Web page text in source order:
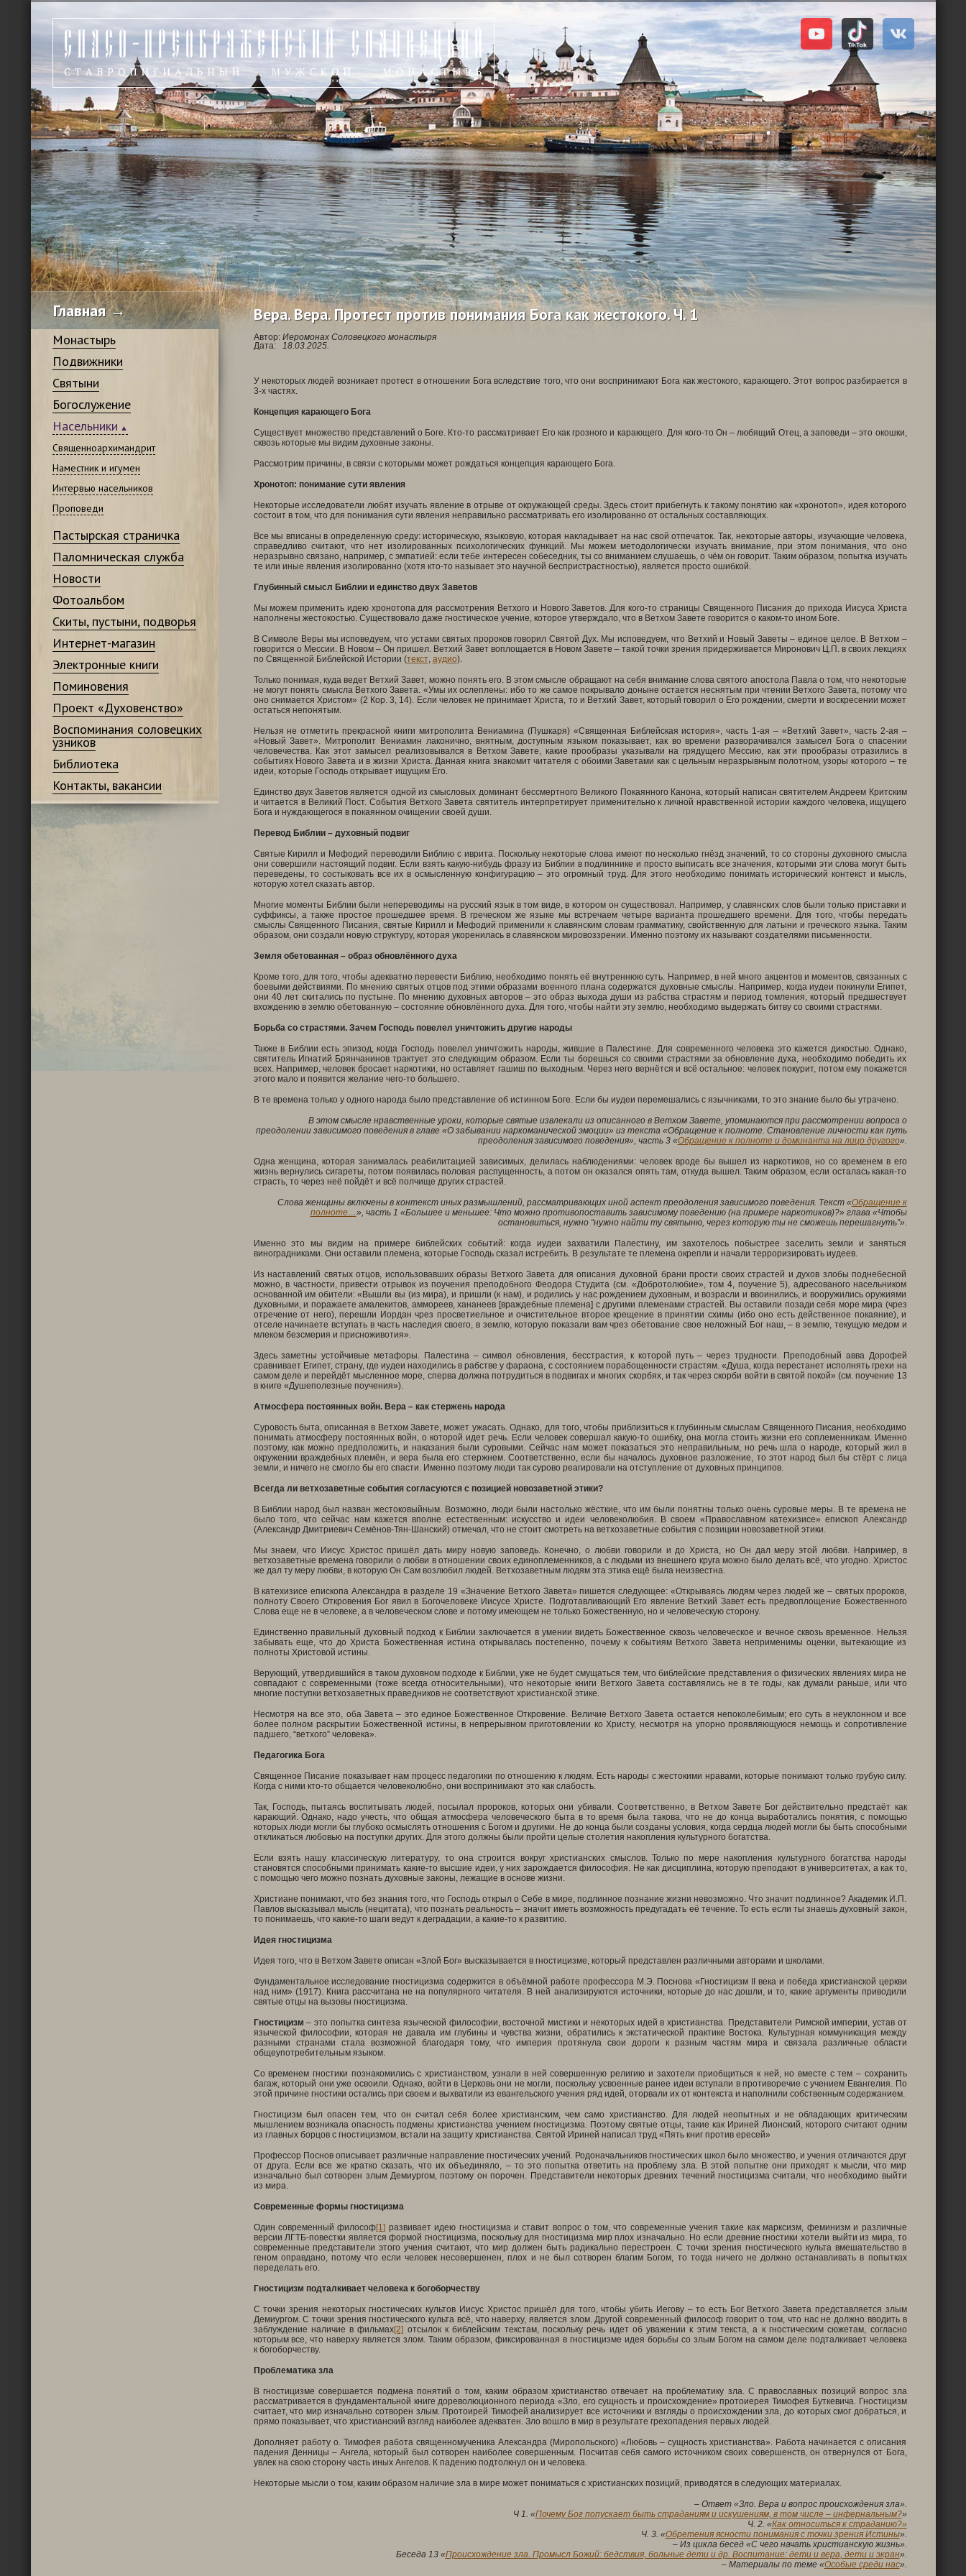
Главная →
Монастырь
Подвижники
Святыни
Богослужение
Насельники
Священноархимандрит
Наместник и игумен
Интервью насельников
Проповеди
Пастырская страничка
Паломническая служба
Новости
Фотоальбом
Скиты, пустыни, подворья
Интернет-магазин
Электронные книги
Поминовения
Проект «Духовенство»
Воспоминания соловецких
узников
Библиотека
Контакты, вакансии
Вера. Вера. Протест против понимания Бога как жестокого. Ч. 1
Автор: Иеромонах Соловецкого монастыря
Дата:
18.03.2025.
У некоторых людей возникает протест в отношении Бога вследствие того, что они воспринимают Бога как жестокого, карающего. Этот вопрос разбирается в
3-х частях.
Концепция карающего Бога
Существует множество представлений о Боге. Кто-то рассматривает Его как грозного и карающего. Для кого-то Он – любящий Отец, а заповеди – это окошки,
сквозь которые мы видим духовные законы.
Рассмотрим причины, в связи с которыми может рождаться концепция карающего Бога.
Хронотоп: понимание сути явления
Некоторые исследователи любят изучать явление в отрыве от окружающей среды. Здесь стоит прибегнуть к такому понятию как «хронотоп», идея которого
состоит в том, что для понимания сути явления неправильно рассматривать его изолированно от остальных составляющих.
Все мы вписаны в определенную среду: историческую, языковую, которая накладывает на нас свой отпечаток. Так, некоторые авторы, изучающие человека,
справедливо считают, что нет изолированных психологических функций. Мы можем методологически изучать внимание, при этом понимания, что оно
неразрывно связано, например, с эмпатией: если тебе интересен собеседник, ты со вниманием слушаешь, о чём он говорит. Таким образом, попытка изучать
те или иные явления изолированно (хотя кто-то называет это научной беспристрастностью), является просто ошибкой.
Глубинный смысл Библиии единство двух Заветов
Мы можем применить идею хронотопа для рассмотрения Ветхого и Нового Заветов. Для кого-то страницы Священного Писания до прихода Иисуса Христа
наполнены жестокостью. Существовало даже гностическое учение, которое утверждало, что в Ветхом Завете говорится о каком-то ином Боге.
В Символе Веры мы исповедуем, что устами святых пророков говорил Святой Дух. Мы исповедуем, что Ветхий и Новый Заветы – единое целое. В Ветхом –
говорится о Мессии. В Новом – Он пришел. Ветхий Завет воплощается в Новом Завете – такой точки зрения придерживается Миронович Ц.П. в своих лекциях
по Священной Библейской Истории (текст, аудио).
Только понимая, куда ведет Ветхий Завет, можно понять его. В этом смысле обращают на себя внимание слова святого апостола Павла о том, что некоторые
не могут понять смысла Ветхого Завета. «Умы их ослеплены: ибо то же самое покрывало доныне остается неснятым при чтении Ветхого Завета, потому что
оно снимается Христом» (2 Кор. 3, 14). Если человек не принимает Христа, то и Ветхий Завет, который говорил о Его рождении, смерти и воскресении может
остаться непонятым.
Нельзя не отметить прекрасной книги митрополита Вениамина (Пушкаря) «Священная Библейская история», часть 1-ая – «Ветхий Завет», часть 2-ая –
«Новый Завет». Митрополит Вениамин лаконично, внятным, доступным языком показывает, как во времени разворачивался замысел Бога о спасении
человечества. Как этот замысел реализовывался в Ветхом Завете, какие прообразы указывали на грядущего Мессию, как эти прообразы отразились в
событиях Нового Завета и в жизни Христа. Данная книга знакомит читателя с обоими Заветами как с цельным неразрывным полотном, узоры которого – те
идеи, которые Господь открывает ищущим Его.
Единство двух Заветов является одной из смысловых доминант бессмертного Великого Покаянного Канона, который написан святителем Андреем Критским
и читается в Великий Пост. События Ветхого Завета святитель интерпретирует применительно к личной нравственной истории каждого человека, ищущего
Бога и нуждающегося в покаянном очищении своей души.
Перевод Библии – духовный подвиг
Святые Кирилл и Мефодий переводили Библию с иврита. Поскольку некоторые слова имеют по несколько гнёзд значений, то со стороны духовного смысла
они совершили настоящий подвиг. Если взять какую-нибудь фразу из Библии в подлиннике и просто выписать все значения, которыми эти слова могут быть
переведены, то состыковать все их в осмысленную конфигурацию – это огромный труд. Для этого необходимо понимать исторический контекст и мысль,
которую хотел сказать автор.
Многие моменты Библии были непереводимы на русский язык в том виде, в котором он существовал. Например, у славянских слов были только приставки и
суффиксы, а также простое прошедшее время. В греческом же языке мы встречаем четыре варианта прошедшего времени. Для того, чтобы передать
смыслы Священного Писания, святые Кирилл и Мефодий применили к славянским словам грамматику, свойственную для латыни и греческого языка. Таким
образом, они создали новую структуру, которая укоренилась в славянском мировоззрении. Именно поэтому их называют создателями письменности.
Земля обетованная – образ обновлённого духа
Кроме того, для того, чтобы адекватно перевести Библию, необходимо понять её внутреннюю суть. Например, в ней много акцентов и моментов, связанных с
боевыми действиями. По мнению святых отцов под этими образами военного плана содержатся духовные смыслы. Например, когда иудеи покинули Египет,
они 40 лет скитались по пустыне. По мнению духовных авторов – это образ выхода души из рабства страстям и период томления, который предшествует
вхождению в землю обетованную – состояние обновлённого духа. Для того, чтобы найти эту землю, необходимо выдержать битву со своими страстями.
Борьба со страстями. Зачем Господь повелел уничтожить другие народы
Также в Библии есть эпизод, когда Господь повелел уничтожить народы, жившие в Палестине. Для современного человека это кажется дикостью. Однако,
святитель Игнатий Брянчанинов трактует это следующим образом. Если ты борешься со своими страстями за обновление духа, необходимо победить их
всех. Например, человек бросает наркотики, но оставляет гашиш по выходным. Через него вернётся и всё остальное: человек покурит, потом ему покажется
этого мало и появится желание чего-то большего.
В те времена только у одного народа было представление об истинном Боге. Если бы иудеи перемешались с язычниками, то это знание было бы утрачено.
В этом смысле нравственные уроки, которые святые извлекали из описанного в Ветхом Завете, упоминаются при рассмотрении вопроса о
преодолении зависимого поведения в главе «О забывании наркоманической эмоции» из текста «Обращение к полноте. Становление личности как путь
преодоления зависимого поведения», часть 3 «Обращение к полноте и доминанта на лицо другого».
Одна женщина, которая занималась реабилитацией зависимых, делилась наблюдениями: человек вроде бы вышел из наркотиков, но со временем в его
жизнь вернулись сигареты, потом появилась половая распущенность, а потом он оказался опять там, откуда вышел. Таким образом, если осталась какая-то
страсть, то через неё пойдёт и всё полчище других страстей.
Слова женщины включены в контекст иных размышлений, рассматривающих иной аспект преодоления зависимого поведения. Текст «Обращение к
полноте…», часть 1 «Большее и меньшее: Что можно противопоставить зависимому поведению (на примере наркотиков)?» глава «Чтобы
остановиться, нужно “нужно найти ту святыню, через которую ты не сможешь перешагнуть”».
Именно это мы видим на примере библейских событий: когда иудеи захватили Палестину, им захотелось побыстрее заселить земли и заняться
виноградниками. Они оставили племена, которые Господь сказал истребить. В результате те племена окрепли и начали терроризировать иудеев.
Из наставлений святых отцов, использовавших образы Ветхого Завета для описания духовной брани прости своих страстей и духов злобы поднебесной
можно, в частности, привести отрывок из поучения преподобного Феодора Студита (см. «Добротолюбие», том 4, поучение 5), адресованого насельником
основанной им обители: «Вышли вы (из мира), и пришли (к нам), и родились у нас рождением духовным, и возрасли и ввоинились, и вооружились оружиями
духовными, и поражаете амалекитов, аммореев, хананеев [враждебные племена] с другими племенами страстей. Вы оставили позади себя море мира (чрез
отречение от него), перешли Иордан чрез просветиельное и очистительное второе крещение в принятии схимы (ибо оно есть действенное покаяние), и
отселе начинаете вступать в часть наследия своего, в землю, которую показали вам чрез обетование свое неложный Бог наш, – в землю, текущую медом и
млеком безсмерия и присноживотия».
Здесь заметны устойчивые метафоры. Палестина – символ обновления, бесстрастия, к которой путь – через трудности. Преподобный авва Дорофей
сравнивает Египет, страну, где иудеи находились в рабстве у фараона, с состоянием порабощенности страстям. «Душа, когда перестанет исполнять грехи на
самом деле и перейдёт мысленное море, сперва должна потрудиться в подвигах и многих скорбях, и так через скорби войти в святой покой» (см. поучение 13
в книге «Душеполезные поучения»).
Атмосфера постоянных войн. Вера – как стержень народа
Суровость быта, описанная в Ветхом Завете, может ужасать. Однако, для того, чтобы приблизиться к глубинным смыслам Священного Писания, необходимо
понимать атмосферу постоянных войн, о которой идет речь. Если человек совершал какую-то ошибку, она могла стоить жизни его соплеменникам. Именно
поэтому, как можно предположить, и наказания были суровыми. Сейчас нам может показаться это неправильным, но речь шла о народе, который жил в
окружении враждебных племён, и вера была его стержнем. Соответственно, если бы началось духовное разложение, то этот народ был бы стёрт с лица
земли, и ничего не смогло бы его спасти. Именно поэтому люди так сурово реагировали на отступление от духовных принципов.
Всегда ли ветхозаветные события согласуются с позицией новозаветной этики?
В Библии народ был назван жестоковыйным. Возможно, люди были настолько жёсткие, что им были понятны только очень суровые меры. В те времена не
было того, что сейчас нам кажется вполне естественным: искусство и идеи человеколюбия. В своем «Православном катехизисе» епископ Александр
(Александр Дмитриевич Семёнов-Тян-Шанский) отмечал, что не стоит смотреть на ветхозаветные события с позиции новозаветной этики.
Мы знаем, что Иисус Христос пришёл дать миру новую заповедь. Конечно, о любви говорили и до Христа, но Он дал меру этой любви. Например, в
ветхозаветные времена говорили о любви в отношении своих единоплеменников, а с людьми из внешнего круга можно было делать всё, что угодно. Христос
же дал ту меру любви, в которую Он Сам возлюбил людей. Ветхозаветным людям эта этика ещё была неизвестна.
В катехизисе епископа Александра в разделе 19 «Значение Ветхого Завета» пишется следующее: «Открываясь людям через людей же – святых пророков,
полноту Своего Откровения Бог явил в Богочеловеке Иисусе Христе. Подготавливающий Его явление Ветхий Завет есть предвоплощение Божественного
Слова еще не в человеке, а в человеческом слове и потому имеющем не только Божественную, но и человеческую сторону.
Единственно правильный духовный подход к Библии заключается в умении видеть Божественное сквозь человеческое и вечное сквозь временное. Нельзя
забывать еще, что до Христа Божественная истина открывалась постепенно, почему к событиям Ветхого Завета неприменимы оценки, вытекающие из
полноты Христовой истины.
Верующий, утвердившийся в таком духовном подходе к Библии, уже не будет смущаться тем, что библейские представления о физических явлениях мира не
совпадают с современными (тоже всегда относительными), что некоторые книги Ветхого Завета составлялись не в те годы, как думали раньше, или что
многие поступки ветхозаветных праведников не соответствуют христианской этике.
Несмотря на все это, оба Завета – это единое Божественное Откровение. Величие Ветхого Завета остается непоколебимым; его суть в неуклонном и все
более полном раскрытии Божественной истины, в непрерывном приготовлении ко Христу, несмотря на упорно проявляющуюся немощь и сопротивление
падшего, “ветхого” человека».
Педагогика Бога
Священное Писание показывает нам процесс педагогики по отношению к людям. Есть народы с жестокими нравами, которые понимают только грубую силу.
Когда с ними кто-то общается человеколюбно, они воспринимают это как слабость.
Так, Господь, пытаясь воспитывать людей, посылал пророков, которых они убивали. Соответственно, в Ветхом Завете Бог действительно предстаёт как
карающий. Однако, надо учесть, что общая атмосфера человеческого быта в то время была такова, что не до конца выработались понятия, с помощью
которых люди могли бы глубоко осмыслять отношения с Богом и другими. Не до конца были созданы условия, когда сердца людей могли бы быть способными
откликаться любовью на поступки других. Для этого должны были пройти целые столетия накопления культурного богатства.
Если взять нашу классическую литературу, то она строится вокруг христианских смыслов. Только по мере накопления культурного богатства народы
становятся способными принимать какие-то высшие идеи, у них зарождается философия. Не как дисциплина, которую преподают в университетах, а как то,
с помощью чего можно познать духовные законы, лежащие в основе жизни.
Христиане понимают, что без знания того, что Господь открыл о Себе в мире, подлинное познание жизни невозможно. Что значит подлинное? Академик И.П.
Павлов высказывал мысль (нецитата), что познать реальность – значит иметь возможность предугадать её течение. То есть если ты знаешь духовный закон,
то понимаешь, что какие-то шаги ведут к деградации, а какие-то к развитию.
Идея гностицизма
Идея того, что в Ветхом Завете описан «Злой Бог» высказывается в гностицизме, который представлен различными авторами и школами.
Фундаментальное исследование гностицизма содержится в объёмной работе профессора М.Э. Поснова «Гностицизм
века и победа христианской церкви
над ним» (1917). Книга рассчитана не на популярного читателя. В ней анализируются источники, которые до нас дошли, и то, какие аргументы приводили
святые отцы на вызовы гностицизма.
Гностицизм – это попытка синтеза языческой философии, восточной мистики и некоторых идей в христианства. Представители Римской империи, устав от
языческой философии, которая не давала им глубины и чувства жизни, обратились к экстатической практике Востока. Культурная коммуникация между
разными странами стала возможной благодаря тому, что империя протянула свои дороги к разным частям мира и связала различные области
общеупотребительным языком.
Со временем гностики познакомились с христианством, узнали в ней совершенную религию и захотели приобщиться к ней, но вместе с тем – сохранить
багаж, который они уже освоили. Однако, войти в Церковь они не могли, поскольку усвоенные ранее идеи вступали в противоречие с учением Евангелия. По
этой причине гностики остались при своем и выхватили из евангельского учения ряд идей, оторвали их от контекста и наполнили собственным содержанием.
Гностицизм был опасен тем, что он считал себя более христианским, чем само христианство. Для людей неопытных и не обладающих критическим
мышлением возникала опасность подмены христианства учением гностицизма. Поэтому святые отцы, такие как Ириней Лионский, которого считают одним
из главных борцов с гностицизмом, встали на защиту христианства. Святой Ириней написал труд «Пять книг против ересей»
Профессор Поснов описывает различные направление гностических учений. Родоначальников гностических школ было множество, и учения отличаются друг
от друга. Если все же кратко сказать, что их объединяло, – то это попытка ответить на проблему зла. В этой попытке они приходят к мысли, что мир
изначально был сотворен злым Демиургом, поэтому он порочен. Представители некоторых древних течений гностицизма считали, что необходимо выйти
из мира.
Современные формы гностицизма
Один современный философ[1] развивает идею гностицизма и ставит вопрос о том, что современные учения такие как марксизм, феминизм и различные
версии ЛГТБ-повестки является формой гностицизма, поскольку для гностицизма мир плох изначально. Но если древние гностики хотели выйти из мира, то
современные представители этого учения считают, что мир должен быть радикально перестроен. С точки зрения гностического культа вмешательство в
геном оправдано, потому что если человек несовершенен, плох и не был сотворен благим Богом, то тогда ничего не должно останавливать в попытках
переделать его.
Гностицизм подталкивает человека к богоборчеству
С точки зрения некоторых гностических культов Иисус Христос пришёл для того, чтобы убить Иегову – то есть Бог Ветхого Завета представляется злым
Демиургом. С точки зрения гностического культа всё, что наверху, является злом. Другой современный философ говорит о том, что нас не должно вводить в
заблуждение наличие в фильмах[2] отсылок к библейским текстам, поскольку речь идет об уважении к этим текста, а к гностическим сюжетам, согласно
которым все, что наверху является злом. Таким образом, фиксированная в гностицизме идея борьбы со злым Богом на самом деле подталкивает человека
к богоборчеству.
Проблематика зла
В гностицизме совершается подмена понятий о том, каким образом христианство отвечает на проблематику зла. С православных позиций вопрос зла
рассматривается в фундаментальной книге дореволюционного периода «Зло, его сущность и происхождение» протоиерея Тимофея Буткевича. Гностицизм
считает, что мир изначально сотворен злым. Протоирей Тимофей анализирует все источники и взгляды о происхождении зла, до которых смог добраться, и
прямо показывает, что христианский взгляд наиболее адекватен. Зло вошло в мир в результате грехопадения первых людей.
Дополняет работу о. Тимофея работа священномученика Александра (Миропольского) «Любовь – сущность христианства». Работа начинается с описания
падения Денницы – Ангела, который был сотворен наиболее совершенным. Посчитав себя самого источником своих совершенств, он отвернулся от Бога,
увлек на свою сторону часть иных Ангелов. К падению подтолкнул он и человека.
Некоторые мысли о том, каким образом наличие зла в мире может пониматься с христианских позиций, приводятся в следующих материалах.
– Ответ «Зло. Вера и вопрос происхождения зла».
Ч 1. «Почему Бог попускает быть страданиям и искушениям, в том числе – инфернальным?»
Ч. 2. «Как относиться к страданию?»
Ч. 3. «Обретения ясности понимания с точки зрения Истины».
– Из цикла бесед «С чего начать христианскую жизнь».
Беседа 13 «Происхождение зла. Промысл Божий: бедствия, больные дети и др. Воспитание: дети и вера, дети и экран».
– Материалы по теме «Особые среди нас».